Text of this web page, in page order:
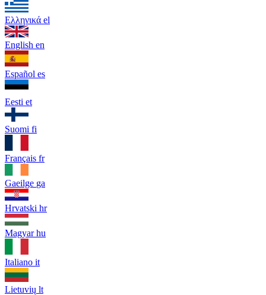
Ελληνικά el
English en
Español es
Eesti et
Suomi fi
Français fr
Gaeilge ga
Hrvatski hr
Magyar hu
Italiano it
Lietuvių lt